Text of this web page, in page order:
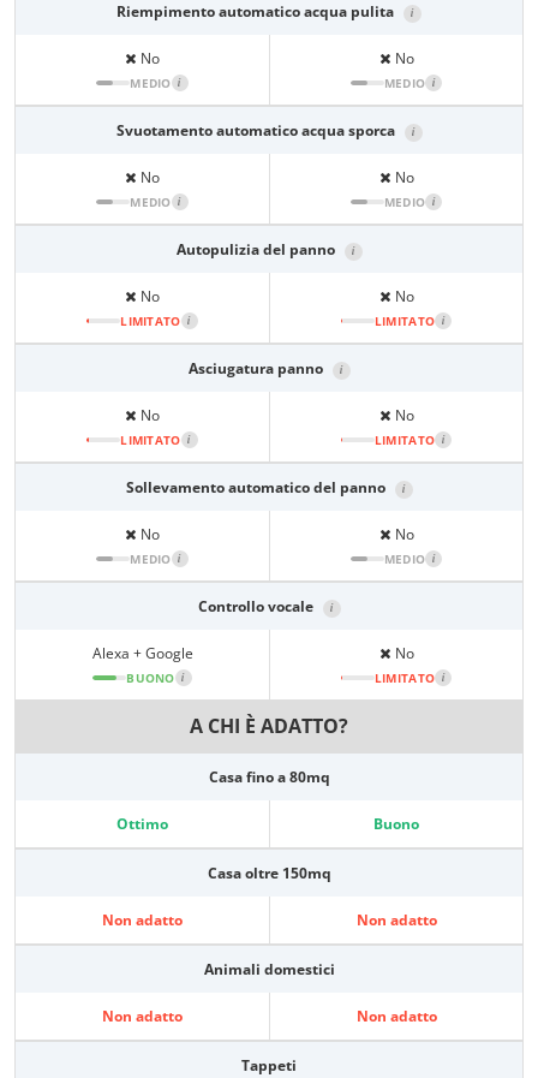
Riempimento automatico acqua pulita i
No
MEDIO i
No
MEDIO i
Svuotamento automatico acqua sporca i
No
MEDIO i
No
MEDIO i
Autopulizia del panno i
No
LIMITATO i
No
LIMITATO i
Asciugatura panno i
No
LIMITATO i
No
LIMITATO i
Sollevamento automatico del panno i
No
MEDIO i
No
MEDIO i
Controllo vocale i
Alexa + Google
BUONO i
No
LIMITATO i
A CHI È ADATTO?
Casa fino a 80mq
Ottimo Buono
Casa oltre 150mq
Non adatto Non adatto
Animali domestici
Non adatto Non adatto
Tappeti